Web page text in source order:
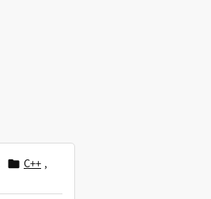
 C++ ,